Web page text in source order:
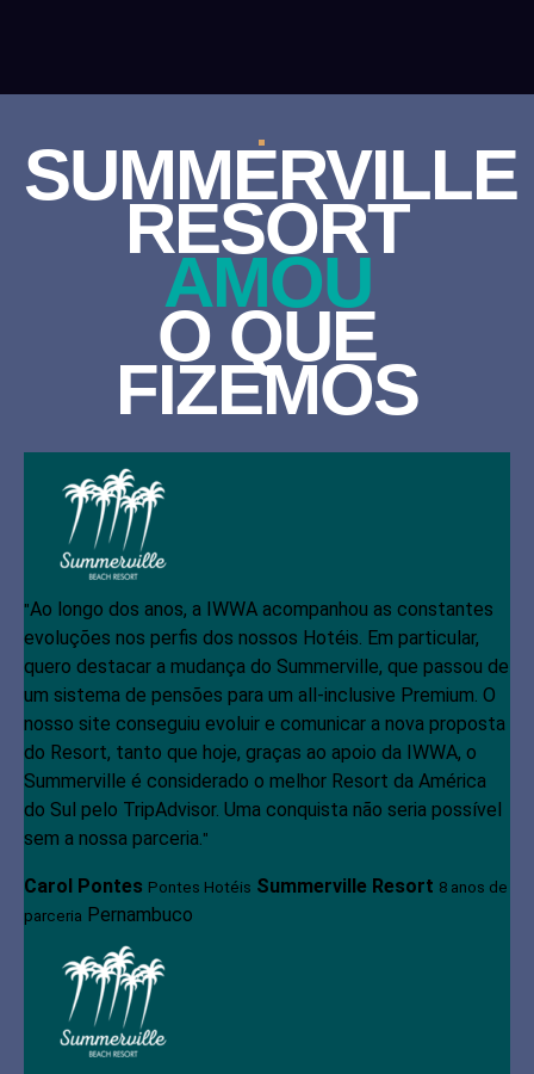
SUMMERVILLE
RESORT
AMOU
O QUE
FIZEMOS
"Ao longo dos anos, a IWWA acompanhou as constantes
evoluções nos perfis dos nossos Hotéis. Em particular,
quero destacar a mudança do Summerville, que passou de
um sistema de pensões para um all-inclusive Premium. O
nosso site conseguiu evoluir e comunicar a nova proposta
do Resort, tanto que hoje, graças ao apoio da IWWA, o
Summerville é considerado o melhor Resort da América
do Sul pelo TripAdvisor. Uma conquista não seria possível
sem a nossa parceria."
Carol Pontes Pontes Hotéis Summerville Resort 8 anos de
parceria Pernambuco